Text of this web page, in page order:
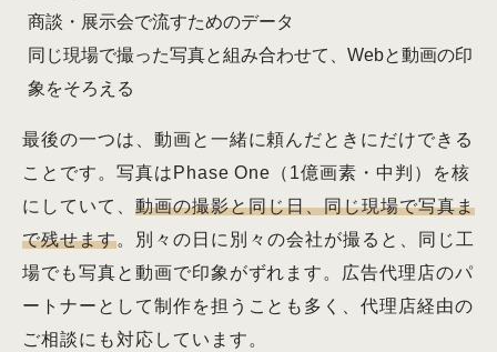
商談・展示会で流すためのデータ
同じ現場で撮った写真と組み合わせて、Webと動画の印
象をそろえる
最後の一つは、動画と一緒に頼んだときにだけできる
ことです。写真はPhase One（1億画素・中判）を核
にしていて、 動画の撮影と同じ日、同じ現場で写真ま
で残せます。別々の日に別々の会社が撮ると、同じ工
場でも写真と動画で印象がずれます。広告代理店のパ
ートナーとして制作を担うことも多く、代理店経由の
ご相談にも対応しています。